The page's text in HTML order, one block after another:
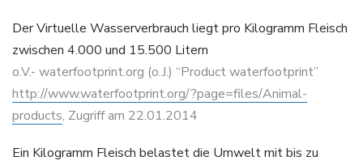
Der Virtuelle Wasserverbrauch liegt pro Kilogramm Fleisch
zwischen 4.000 und 15.500 Litern
o.V.- waterfootprint.org (o.J.) “Product waterfootprint”
http://www.waterfootprint.org/?page=files/Animal-
products, Zugriff am 22.01.2014
Ein Kilogramm Fleisch belastet die Umwelt mit bis zu